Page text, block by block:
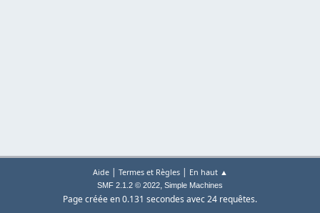
Aide| Termes et Règles| En haut ▲
SMF 2.1.2 © 2022, Simple Machines
Page créée en 0.131 secondes avec 24 requêtes.